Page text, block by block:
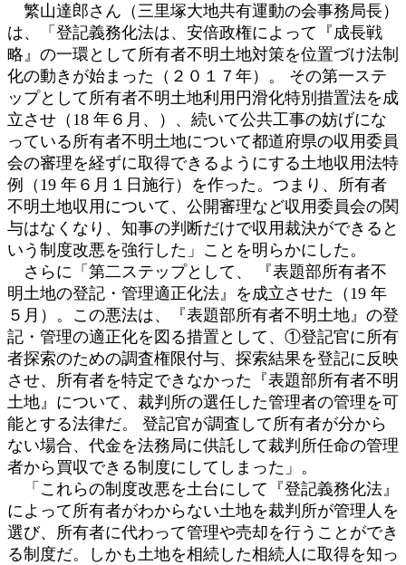
繁山達郎さん（三里塚大地共有運動の会事務局長）
は、「登記義務化法は、安倍政権によって『成長戦
略』の一環として所有者不明土地対策を位置づけ法制
化の動きが始まった（２０１７年）。 その第一ステ
ップとして所有者不明土地利用円滑化特別措置法を成
立させ（18 年６月、）、続いて公共工事の妨げにな
っている所有者不明土地について都道府県の収用委員
会の審理を経ずに取得できるようにする土地収用法特
例（19 年６月１日施行）を作った。つまり、所有者
不明土地収用について、公開審理など収用委員会の関
与はなくなり、知事の判断だけで収用裁決ができると
いう制度改悪を強行した」ことを明らかにした。
さらに「第二ステップとして、 『表題部所有者不
明土地の登記・管理適正化法』を成立させた（19 年
５月）。この悪法は、『表題部所有者不明土地』の登
記・管理の適正化を図る措置として、①登記官に所有
者探索のための調査権限付与、探索結果を登記に反映
させ、所有者を特定できなかった『表題部所有者不明
土地』について、裁判所の選任した管理者の管理を可
能とする法律だ。 登記官が調査して所有者が分から
ない場合、代金を法務局に供託して裁判所任命の管理
者から買収できる制度にしてしまった」。
「これらの制度改悪を土台にして『登記義務化法』
によって所有者がわからない土地を裁判所が管理人を
選び、所有者に代わって管理や売却を行うことができ
る制度だ。しかも土地を相続した相続人に取得を知っ